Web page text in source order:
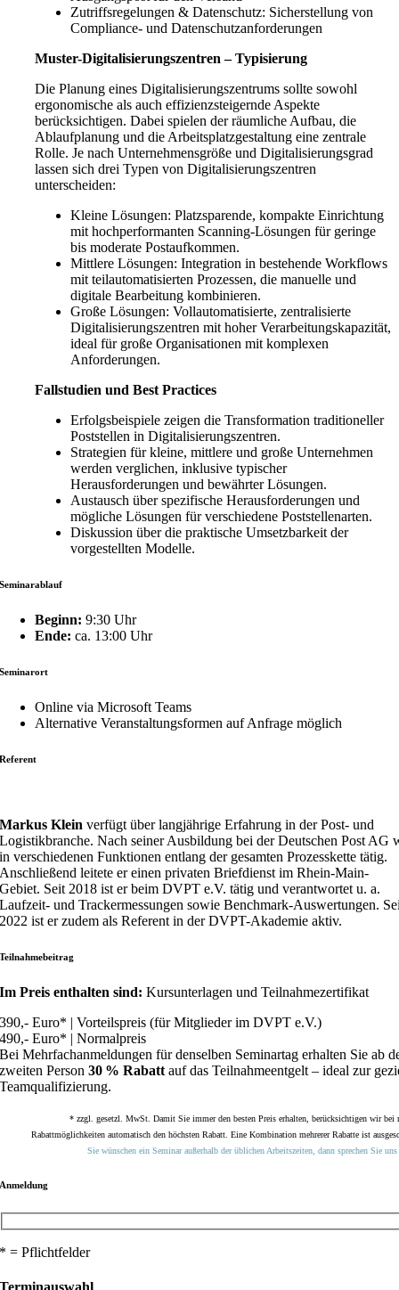
Zutriffsregelungen & Datenschutz: Sicherstellung von
Compliance- und Datenschutzanforderungen
Muster-Digitalisierungszentren – Typisierung
Die Planung eines Digitalisierungszentrums sollte sowohl
ergonomische als auch effizienzsteigernde Aspekte
berücksichtigen. Dabei spielen der räumliche Aufbau, die
Ablaufplanung und die Arbeitsplatzgestaltung eine zentrale
Rolle. Je nach Unternehmensgröße und Digitalisierungsgrad
lassen sich drei Typen von Digitalisierungszentren
unterscheiden:
Kleine Lösungen: Platzsparende, kompakte Einrichtung
mit hochperformanten Scanning-Lösungen für geringe
bis moderate Postaufkommen.
Mittlere Lösungen: Integration in bestehende Workflows
mit teilautomatisierten Prozessen, die manuelle und
digitale Bearbeitung kombinieren.
Große Lösungen: Vollautomatisierte, zentralisierte
Digitalisierungszentren mit hoher Verarbeitungskapazität,
ideal für große Organisationen mit komplexen
Anforderungen.
Fallstudien und Best Practices
Erfolgsbeispiele zeigen die Transformation traditioneller
Poststellen in Digitalisierungszentren.
Strategien für kleine, mittlere und große Unternehmen
werden verglichen, inklusive typischer
Herausforderungen und bewährter Lösungen.
Austausch über spezifische Herausforderungen und
mögliche Lösungen für verschiedene Poststellenarten.
Diskussion über die praktische Umsetzbarkeit der
vorgestellten Modelle.
Beginn: 9:30 Uhr
Ende: ca. 13:00 Uhr
Online via Microsoft Teams
Alternative Veranstaltungsformen auf Anfrage möglich
Klein verfügt über langjährige Erfahrung in der Post- und
Nach seiner Ausbildung bei der Deutschen Post AG
verschiedenen Funktionen entlang der gesamten Prozesskette tätig.
leitete er einen privaten Briefdienst im Rhein-Main-
Seit 2018 ist er beim DVPT e.V. tätig und verantwortet u. a.
und Trackermessungen sowie Benchmark-Auswertungen.
ist er zudem als Referent in der DVPT-Akademie aktiv.
Preis enthalten sind: Kursunterlagen und Teilnahmezertifikat
Euro* | Vorteilspreis (für Mitglieder im DVPT e.V.)
Euro* | Normalpreis
Mehrfachanmeldungen für denselben Seminartag erhalten Sie ab
Person 30 % Rabattauf das Teilnahmeentgelt – ideal zur
* zzgl. gesetzl. MwSt. Damit Sie immer den besten Preis erhalten, berücksichtigen wir bei
Rabattmöglichkeiten automatisch den höchsten Rabatt. Eine Kombination mehrerer Rabatte ist
Sie wünschen ein Seminar außerhalb der üblichen Arbeitszeiten, dann sprechen Sie
= Pflichtfelder